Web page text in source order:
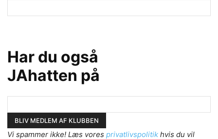
Har du også
JAhatten på
Vi spammer ikke! Læs vores privatlivspolitik hvis du vil